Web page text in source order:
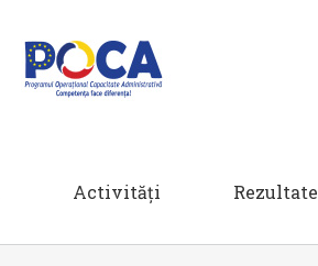
Activități Rezultate